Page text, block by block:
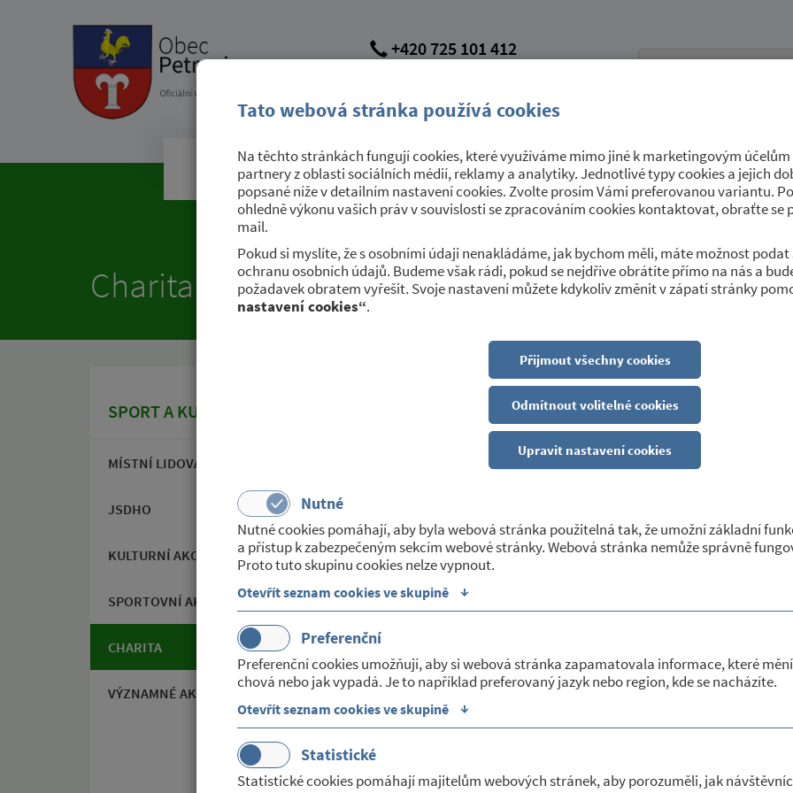
Tato webová stránka používá cookies
Na těchto stránkách fungují cookies, které využíváme mimo jiné k marketingovým účelům
partnery z oblasti sociálních médií, reklamy a analytiky. Jednotlivé typy cookies a jejich
popsané níže v detailním nastavení cookies. Zvolte prosím Vámi preferovanou variantu.
ohledně výkonu vašich práv v souvislosti se zpracováním cookies kontaktovat, obraťte se
mail.
Pokud si myslíte, že s osobními údaji nenakládáme, jak bychom měli, máte možnost
ochranu osobních údajů. Budeme však rádi, pokud se nejdříve obrátíte přímo na nás a
požadavek obratem vyřešit. Svoje nastavení můžete kdykoliv změnit v zápatí stránky
nastavení cookies“.
Přijmout všechny cookies
Odmítnout volitelné cookies
Upravit nastavení cookies
Nutné
Nutné cookies pomáhají, aby byla webová stránka použitelná tak, že umožní základní
a přístup k zabezpečeným sekcím webové stránky. Webová stránka nemůže správně
Proto tuto skupinu cookies nelze vypnout.
Otevřít seznam cookies ve skupině ↓
Preferenční
Preferenční cookies umožňují, aby si webová stránka zapamatovala informace, které
chová nebo jak vypadá. Je to například preferovaný jazyk nebo region, kde se nacházíte.
Otevřít seznam cookies ve skupině ↓
Statistické
Statistické cookies pomáhají majitelům webových stránek, aby porozuměli, jak
+420 725 101 412
Obecní úřad Úřední deska Sport a kultura O
Charita
SPORT A KULTURA
MÍSTNÍ LIDOVÁ KNIHOVNA
JSDHO
KULTURNÍ AKCE
SPORTOVNÍ AKCE
CHARITA
VÝZNAMNÉ AKCE
CHARITA
Nabídka služeb Oblastní charity Třebíč
Oblastní charita Třebíč zřizuje mimořádnou bezplatnou
a nabízí dovoz nákupů seniorům.
Služba bude poskytována od 17.3.2020 až do odvolání.
a to každý pracovní den od 8:00 do 11:00 hodin. Nákupy
Služba je určena především občanům, kteří nemají pomoc
příloze.